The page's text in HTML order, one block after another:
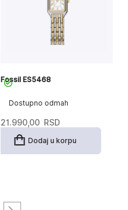
Dostupno odmah
Fossil ES5468
21.990,00 RSD
Dodaj u korpu